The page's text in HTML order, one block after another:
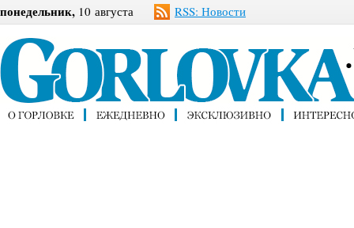
понедельник, 10 августа RSS: Новости